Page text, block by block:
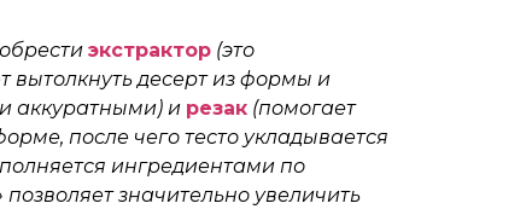
экстрактор (это
вытолкнуть десерт из формы и
аккуратными) и резак (помогает
после чего тесто укладывается
ингредиентами по
значительно увеличить